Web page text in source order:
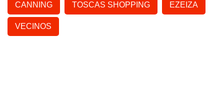
CANNING TOSCAS SHOPPING EZEIZA
VECINOS